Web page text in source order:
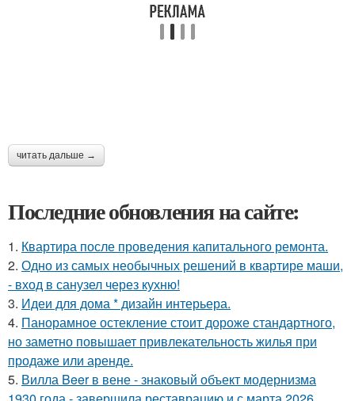
читать дальше →
Последние обновления на сайте:
1. Квартира после проведения капитального ремонта.
2. Одно из самых необычных решений в квартире маши,
- вход в санузел через кухню!
3. Идеи для дома * дизайн интерьера.
4. Панорамное остекление стоит дороже стандартного,
но заметно повышает привлекательность жилья при
продаже или аренде.
5. Вилла Beer в вене - знаковый объект модернизма